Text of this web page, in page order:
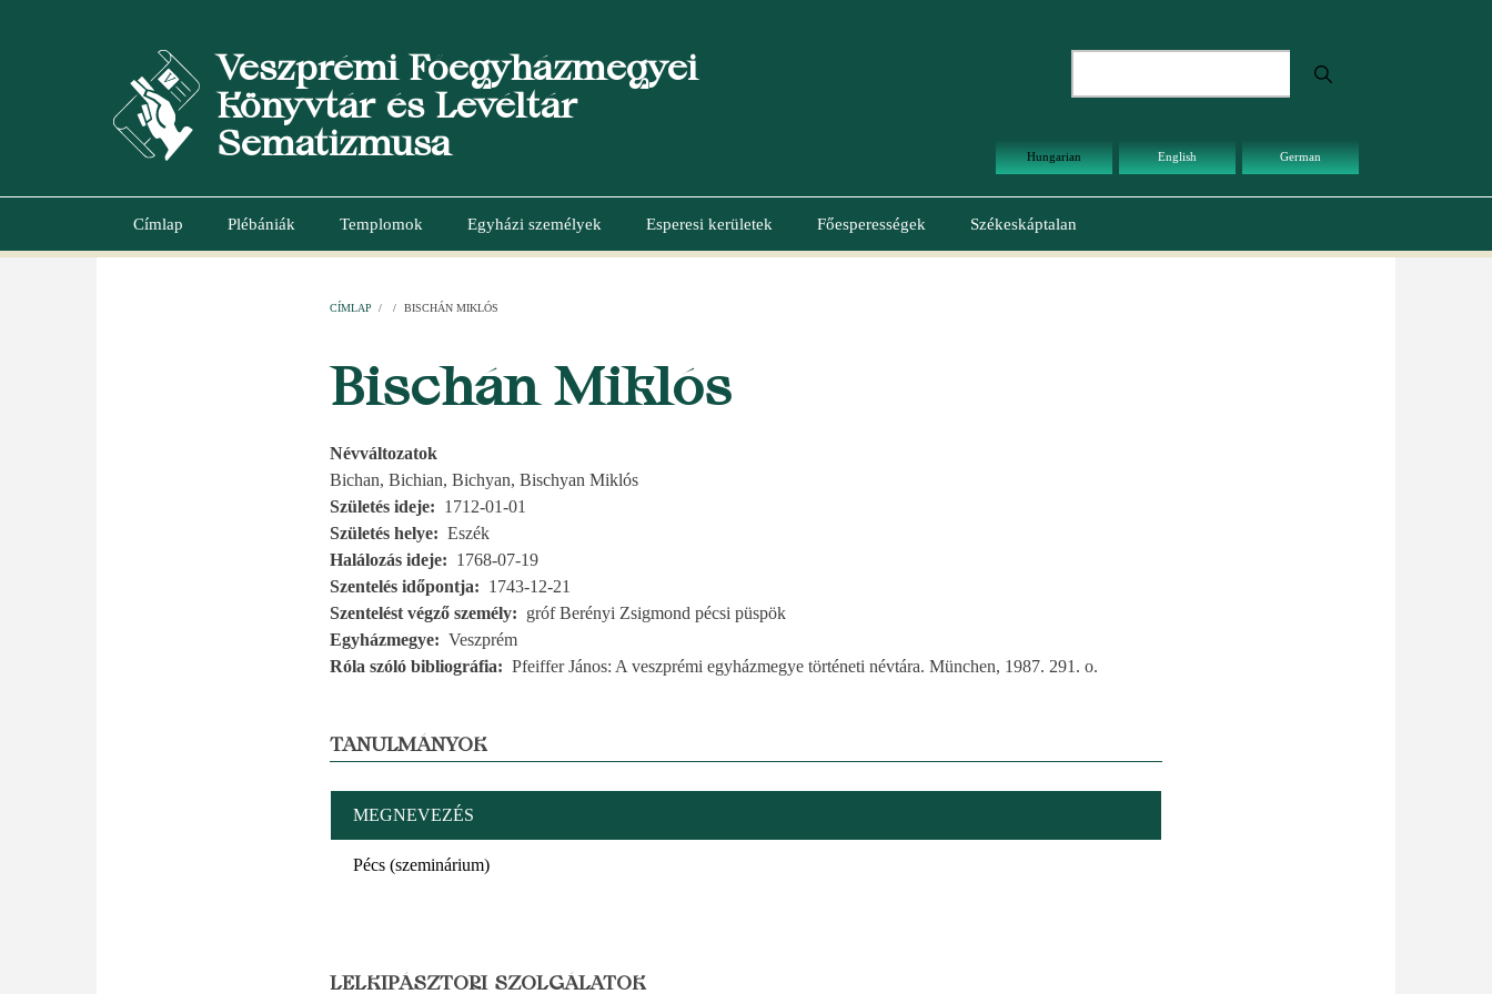
Veszprémi Főegyházmegyei
Könyvtár és Levéltár
Sematizmusa
Hungarian English German
Main
Címlap Plébániák Templomok Egyházi személyek Esperesi kerületek Főesperességek Székeskáptalan
CÍMLAP / / BISCHÁN MIKLÓS
Bischán Miklós
Névváltozatok
Bichan, Bichian, Bichyan, Bischyan Miklós
Születés ideje
1712-01-01
Születés helye
Eszék
Halálozás ideje
1768-07-19
Szentelés időpontja
1743-12-21
Szentelést végző személy
gróf Berényi Zsigmond pécsi püspök
Egyházmegye
Veszprém
Róla szóló bibliográfia
Pfeiffer János: A veszprémi egyházmegye történeti névtára. München, 1987. 291. o.
TANULMÁNYOK
MEGNEVEZÉS
Pécs (szeminárium)
LELKIPÁSZTORI SZOLGÁLATOK